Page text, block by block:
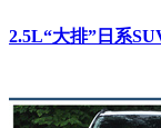
2.5L“大排”日系